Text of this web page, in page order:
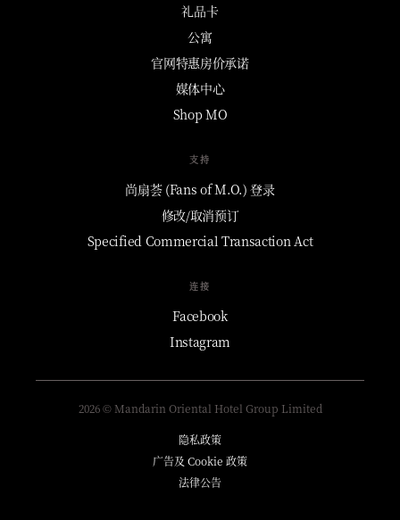
礼品卡
公寓
官网特惠房价承诺
媒体中心
Shop MO
支持
尚扇荟 (Fans of M.O.) 登录
修改/取消预订
Specified Commercial Transaction Act
连接
Facebook
Instagram
2026 © Mandarin Oriental Hotel Group Limited
隐私政策
广告及 Cookie 政策
法律公告